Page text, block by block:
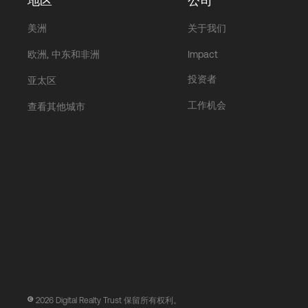
美洲
欧洲, 中东和非洲
亚太区
查看其他城市
关于我们
Impact
投资者
工作机会
2026 Digital Realty Trust 保留所有权利。